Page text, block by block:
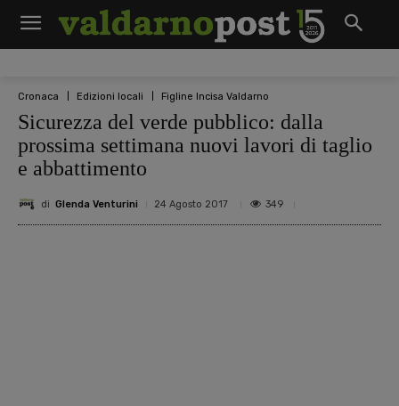
Cronaca Edizioni locali Figline Incisa Valdarno
Sicurezza del verde pubblico: dalla
prossima settimana nuovi lavori di taglio
e abbattimento
di Glenda Venturini 24 Agosto 2017 349